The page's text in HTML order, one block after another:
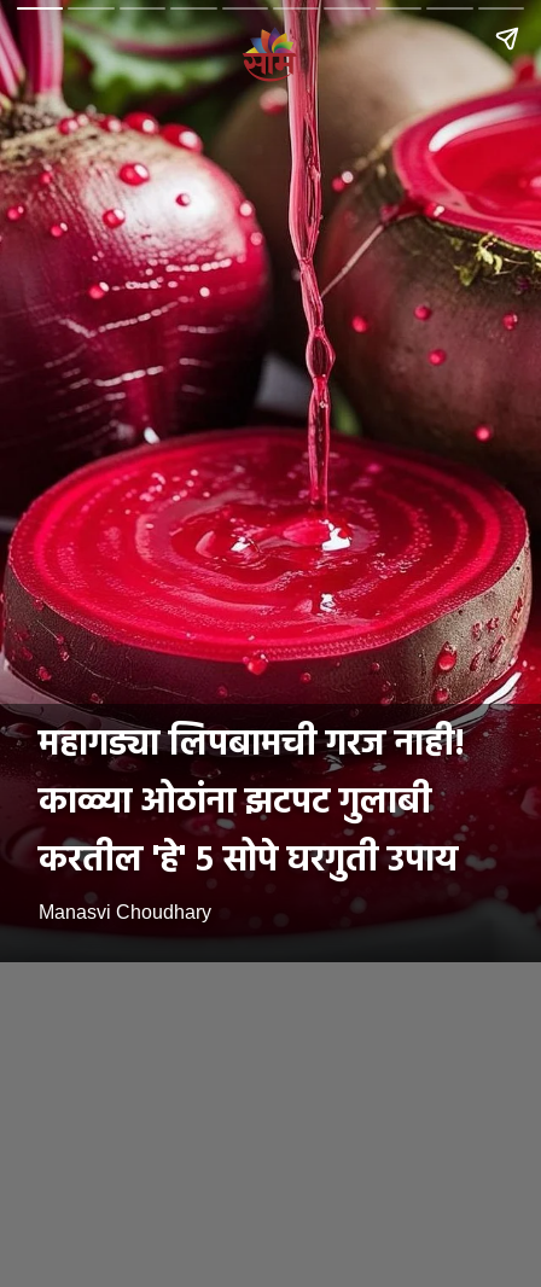
महागड्या लिपबामची गरज नाही!
काळ्या ओठांना झटपट गुलाबी
करतील 'हे' ५ सोपे घरगुती उपाय
Manasvi Choudhary